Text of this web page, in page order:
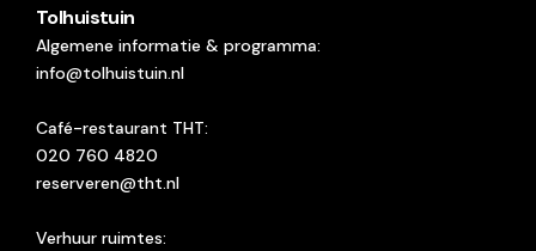
Tolhuistuin
Algemene informatie & programma:
info@tolhuistuin.nl
Café-restaurant THT:
020 760 4820
reserveren@tht.nl
Verhuur ruimtes: